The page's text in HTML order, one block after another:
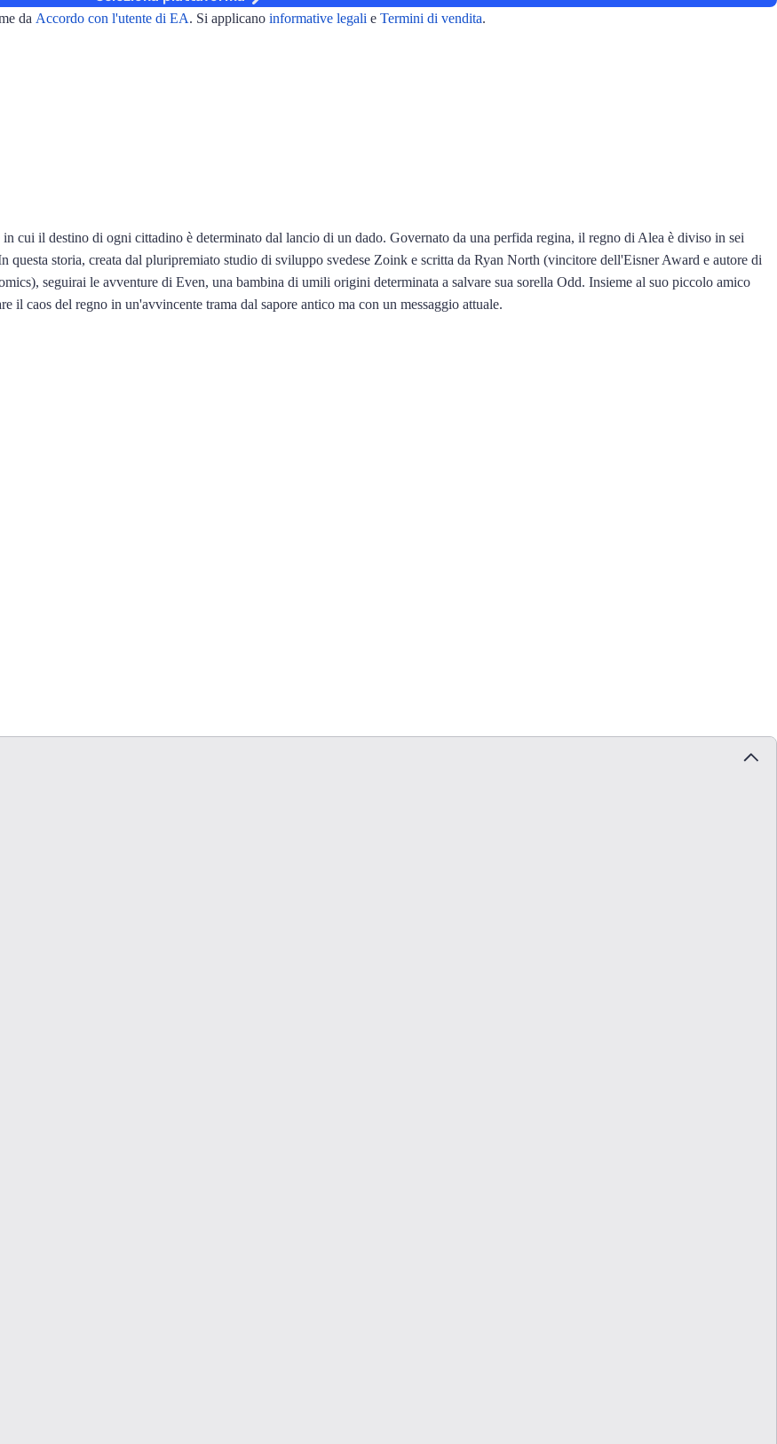
da Accordo con l'utente di EA. Si applicano informative legali e Termini di vendita.
cui il destino di ogni cittadino è determinato dal lancio di un dado. Governato da una perfida regina, il regno di Alea è diviso in sei
storia, creata dal pluripremiato studio di sviluppo svedese Zoink e scritta da Ryan North (vincitore dell'Eisner Award e autore di
seguirai le avventure di Even, una bambina di umili origini determinata a salvare sua sorella Odd. Insieme al suo piccolo amico
il caos del regno in un'avvincente trama dal sapore antico ma con un messaggio attuale.